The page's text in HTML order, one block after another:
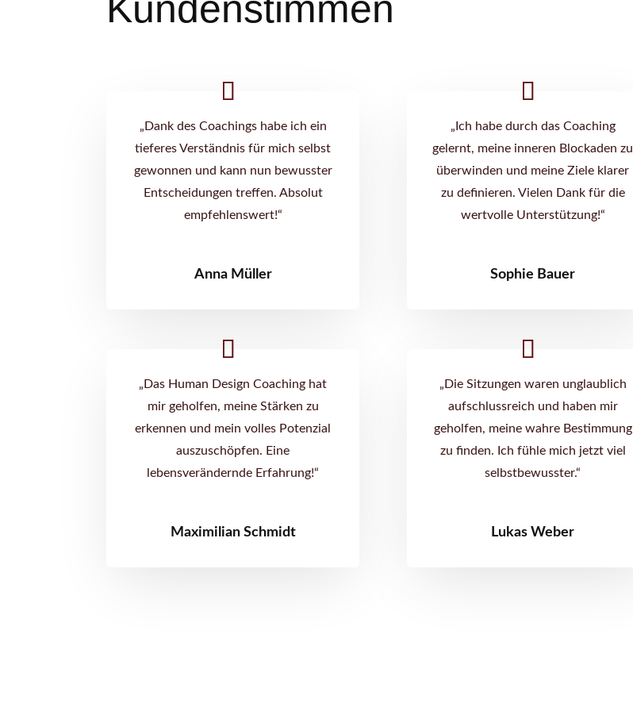
Kundenstimmen
„Dank des Coachings habe ich ein
tieferes Verständnis für mich selbst
gewonnen und kann nun bewusster
Entscheidungen treffen. Absolut
empfehlenswert!“
Anna Müller
„Das Human Design Coaching hat
mir geholfen, meine Stärken zu
erkennen und mein volles Potenzial
auszuschöpfen. Eine
lebensverändernde Erfahrung!“
Maximilian Schmidt
„Ich habe durch das Coaching
gelernt, meine inneren Blockaden zu
überwinden und meine Ziele klarer
zu definieren. Vielen Dank für die
wertvolle Unterstützung!“
Sophie Bauer
„Die Sitzungen waren unglaublich
aufschlussreich und haben mir
geholfen, meine wahre Bestimmung
zu finden. Ich fühle mich jetzt viel
selbstbewusster.“
Lukas Weber